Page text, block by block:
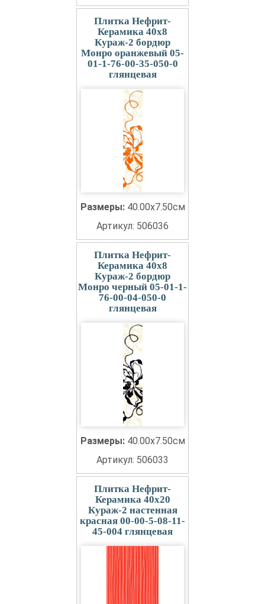
Плитка Нефрит-
Керамика 40x8
Кураж-2 бордюр
Монро оранжевый 05-
01-1-76-00-35-050-0
глянцевая
Размеры: 40.00x7.50см
Артикул: 506036
Плитка Нефрит-
Керамика 40x8
Кураж-2 бордюр
Монро черный 05-01-1-
76-00-04-050-0
глянцевая
Размеры: 40.00x7.50см
Артикул: 506033
Плитка Нефрит-
Керамика 40x20
Кураж-2 настенная
красная 00-00-5-08-11-
45-004 глянцевая